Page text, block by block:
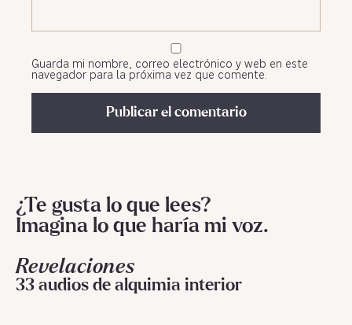
Guarda mi nombre, correo electrónico y web en este
navegador para la próxima vez que comente.
¿Te gusta lo que lees?
Imagina lo que haría mi voz.
Revelaciones
33 audios de alquimia interior